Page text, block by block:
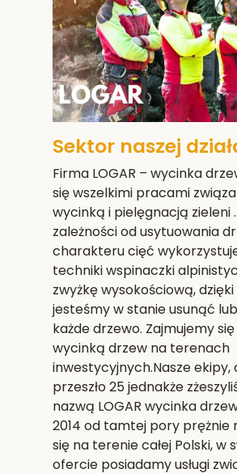
Sektor naszej
Firma LOGAR – wycinka
się wszelkimi pracami
wycinką i pielęgnacją zieleni
zależności od usytuowania
charakteru cięć
techniki wspinaczki
zwyżkę wysokościową,
jesteśmy w stanie usunąć
każde drzewo. Zajmujemy
wycinką drzew na terenach
inwestycyjnych.Nasze ekipy,
przeszło 25 jednakże
nazwą LOGAR wycinka
2014 od tamtej pory prężnie
się na terenie całej Polski, w
ofercie posiadamy usługi